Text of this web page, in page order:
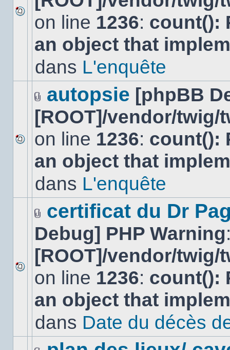
Aucun
nouveau
message
non-
dans
on line 1236: count():
an object that
dans L'enquête
Aucun
nouveau
message
sujet.
joint(s)
autopsie [phpBB
[ROOT]/vendor/
on line 1236: count():
an object that
dans L'enquête
Aucun
nouveau
message
non-
dans
joint(s)
certificat du Dr
Debug] PHP Warning
[ROOT]/vendor/
on line 1236: count():
an object that
dans Date du décès